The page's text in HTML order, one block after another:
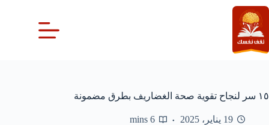
التجاوز
إلى
المحتوى
١٥ سر لنجاح تقوية صحة الغضاريف بطرق مضمونة
19 يناير، 2025 6 mins